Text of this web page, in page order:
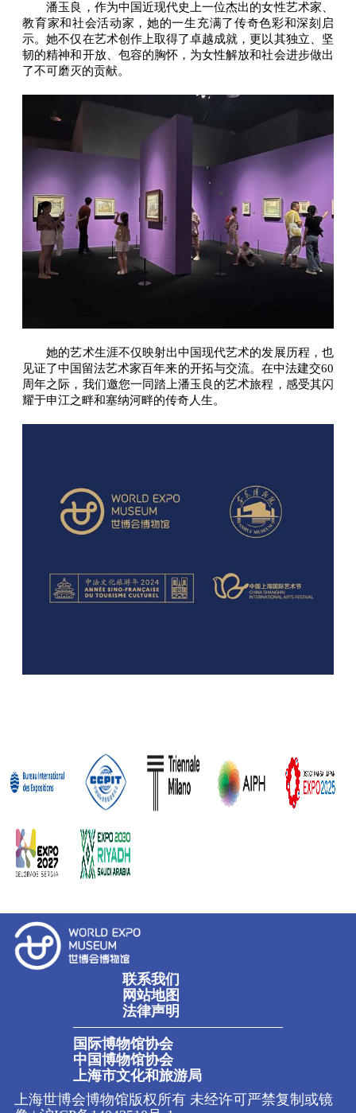
潘玉良，作为中国近现代史上一位杰出的女性艺术家、
教育家和社会活动家，她的一生充满了传奇色彩和深刻启
示。她不仅在艺术创作上取得了卓越成就，更以其独立、坚
韧的精神和开放、包容的胸怀，为女性解放和社会进步做出
了不可磨灭的贡献。
她的艺术生涯不仅映射出中国现代艺术的发展历程，也
见证了中国留法艺术家百年来的开拓与交流。在中法建交60
周年之际，我们邀您一同踏上潘玉良的艺术旅程，感受其闪
耀于申江之畔和塞纳河畔的传奇人生。
联系我们
网站地图
法律声明
国际博物馆协会
中国博物馆协会
上海市文化和旅游局
上海世博会博物馆版权所有 未经许可严禁复制或镜